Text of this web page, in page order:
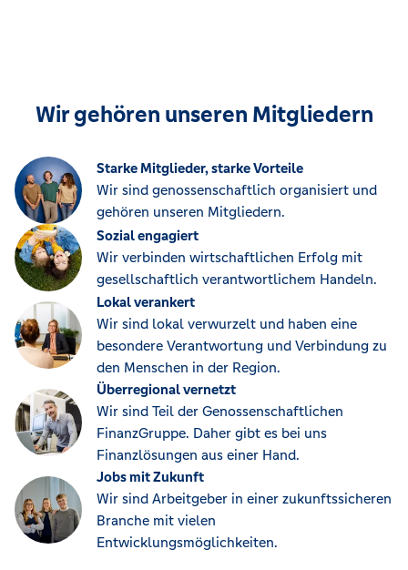
Wir gehören unseren Mitgliedern
Starke Mitglieder, starke Vorteile
Wir sind genossenschaftlich organisiert und
gehören unseren Mitgliedern.
Sozial engagiert
Wir verbinden wirtschaftlichen Erfolg mit
gesellschaftlich verantwortlichem Handeln.
Lokal verankert
Wir sind lokal verwurzelt und haben eine
besondere Verantwortung und Verbindung zu
den Menschen in der Region.
Überregional vernetzt
Wir sind Teil der Genossenschaftlichen
FinanzGruppe. Daher gibt es bei uns
Finanzlösungen aus einer Hand.
Jobs mit Zukunft
Wir sind Arbeitgeber in einer zukunftssicheren
Branche mit vielen
Entwicklungsmöglichkeiten.